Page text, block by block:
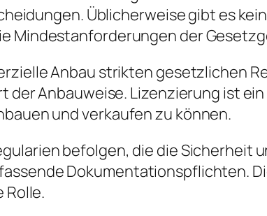
Üblicherweise gibt es
Mindestanforderungen der
Anbau strikten gesetzlichen
der Anbauweise. Lizenzierung ist
und verkaufen zu können.
befolgen, die die Sicherheit
Dokumentationspflichten.